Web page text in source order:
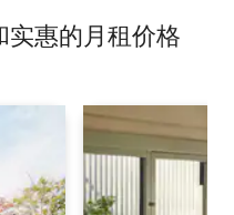
惠的月租价格